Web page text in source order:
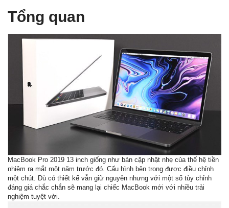
Tổng quan
MacBook Pro 2019 13 inch giống như bản cập nhật nhẹ của thế hệ tiền
nhiệm ra mắt một năm trước đó. Cấu hình bên trong được điều chỉnh
một chút. Dù có thiết kế vẫn giữ nguyên nhưng với một số tùy chỉnh
đáng giá chắc chắn sẽ mang lại chiếc MacBook mới với nhiều trải
nghiệm tuyệt vời.